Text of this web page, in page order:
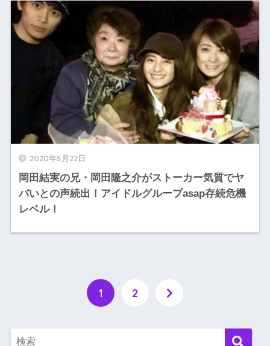
2020年5月22日
岡田結実の兄・岡田隆之介がストーカー気質でヤ
バいとの声続出！アイドルグループasap存続危機
レベル！
1 2